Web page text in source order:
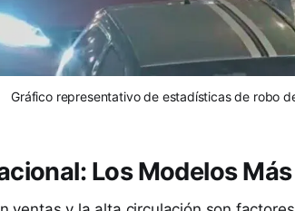
Gráfico representativo de estadísticas de robo
Los Modelos